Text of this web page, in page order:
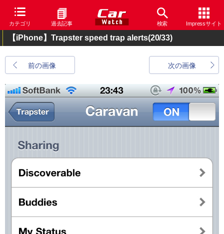
カテゴリ 過去記事 検索 Impressサイト
【iPhone】Trapster speed trap alerts(20/33)
前の画像 次の画像